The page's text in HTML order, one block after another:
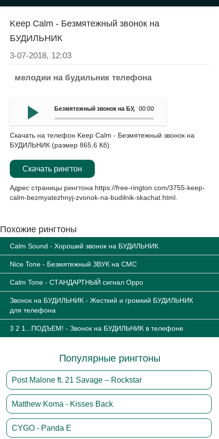
Keep Calm - Безмятежный звонок на
БУДИЛЬНИК
3-07-2018, 12:03
мелодии на будильник телефона
00:00
Безмятежный звонок на БУДИЛЬНИК - Keep Calm
Скачать на телефон Keep Calm - Безмятежный звонок на
БУДИЛЬНИК (размер 865,6 Кб):
Скачать рингтон
Адрес страницы рингтона https://free-rington.com/3755-keep-
calm-bezmyatezhnyj-zvonok-na-budilnik-skachat.html
Похожие рингтоны
Calm Sound - Хороший звонок на БУДИЛЬНИК
Nice Tone - Безмятежный ЗВУК на СМС
Calm Tone - СТАНДАРТНЫЙ сигнал Oppo
Звонок на БУДИЛЬНИК - Жесткий и громкий БУДИЛЬНИК
для телефона
3 2 1...ПОДЪЕМ! - Звонок на БУДИЛЬНИК в телефоне
Популярные рингтоны
Post Malone ft. 21 Savage – Rockstar
Matthew Koma - Kisses Back
CYGO - Panda E